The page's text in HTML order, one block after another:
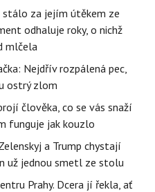
stálo za jejím útěkem ze
odhaluje roky, o nichž
mlčela
Nejdřív rozpálená pec,
ostrý zlom
člověka, co se vás snaží
funguje jak kouzlo
a Trump chystají
už jednou smetl ze stolu
Prahy. Dcera jí řekla, ať